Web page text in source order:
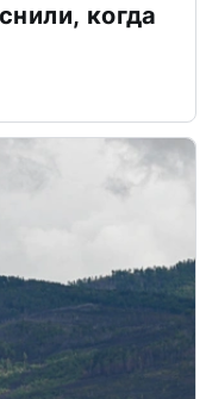
когда